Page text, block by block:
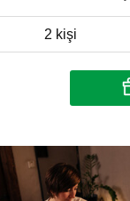
2 kişi